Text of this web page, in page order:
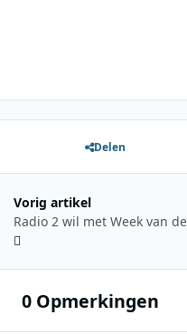
Delen
Vorig artikel
0 Opmerkingen